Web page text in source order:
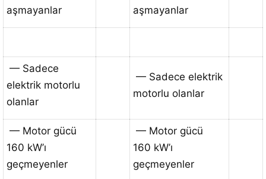
aşmayanlar
aşmayanlar
— Sadece
elektrik motorlu
olanlar
— Sadece elektrik
motorlu olanlar
— Motor gücü
160 kW’ı
geçmeyenler
— Motor gücü
160 kW’ı
geçmeyenler